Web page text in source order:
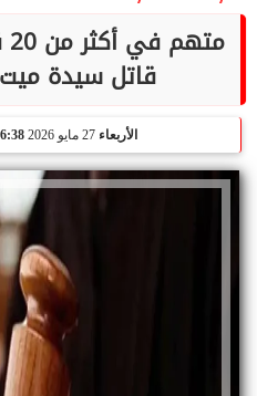
قاتل سيدة ميت
الأربعاء 27 مايو 2026 06:38